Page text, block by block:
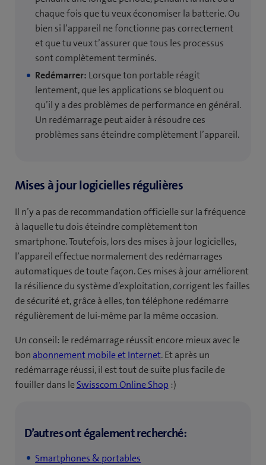
chaque fois que tu veux économiser la batterie. Ou
bien si l’appareil ne fonctionne pas correctement
et que tu veux t’assurer que tous les processus
sont complètement terminés.
Redémarrer: Lorsque ton portable réagit
lentement, que les applications se bloquent ou
qu’il y a des problèmes de performance en général.
Un redémarrage peut aider à résoudre ces
problèmes sans éteindre complètement l’appareil.
Mises à jour logicielles régulières
Il n’y a pas de recommandation officielle sur la fréquence
à laquelle tu dois éteindre complètement ton
smartphone. Toutefois, lors des mises à jour logicielles,
l’appareil effectue normalement des redémarrages
automatiques de toute façon. Ces mises à jour améliorent
la résilience du système d’exploitation, corrigent les failles
de sécurité et, grâce à elles, ton téléphone redémarre
régulièrement de lui-même par la même occasion.
Un conseil: le redémarrage réussit encore mieux avec le
bon abonnement mobile et Internet. Et après un
redémarrage réussi, il est tout de suite plus facile de
fouiller dans leSwisscom Online Shop :)
D’autres ont également recherché:
Smartphones & portables